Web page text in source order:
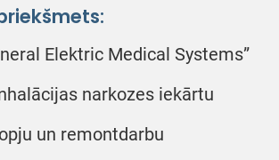
Elektric Medical Systems”
narkozes iekārtu
un remontdarbu